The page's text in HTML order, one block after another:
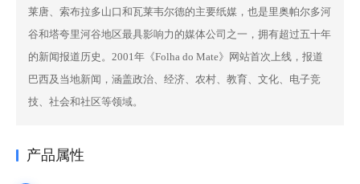
莱唐、索布拉多山口和瓦莱韦尔德的主要纸媒，也是里奥帕尔多河
谷和塔夸里河谷地区最具影响力的媒体公司之一，拥有超过五十年
的新闻报道历史。2001年《Folha do Mate》网站首次上线，报道
巴西及当地新闻，涵盖政治、经济、农村、教育、文化、电子竞
技、社会和社区等领域。
产品属性